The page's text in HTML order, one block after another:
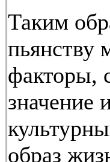
Таким
пьянству
факторы,
значение
образ